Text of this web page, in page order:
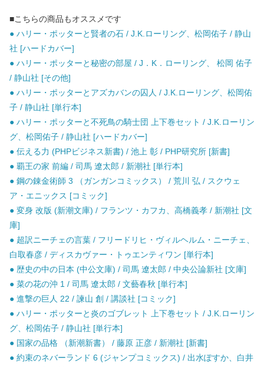
■こちらの商品もオススメです
● ハリー・ポッターと賢者の石 / J.K.ローリング、松岡佑子 / 静山
社 [ハードカバー]
● ハリー・ポッターと秘密の部屋 / J．K．ローリング、 松岡 佑子
/ 静山社 [その他]
● ハリー・ポッターとアズカバンの囚人 / J.K.ローリング、松岡佑
子 / 静山社 [単行本]
● ハリー・ポッターと不死鳥の騎士団 上下巻セット / J.K.ローリン
グ、松岡佑子 / 静山社 [ハードカバー]
● 伝える力 (PHPビジネス新書) / 池上 彰 / PHP研究所 [新書]
● 覇王の家 前編 / 司馬 遼太郎 / 新潮社 [単行本]
● 鋼の錬金術師 3 （ガンガンコミックス） / 荒川 弘 / スクウェ
ア・エニックス [コミック]
● 変身 改版 (新潮文庫) / フランツ・カフカ、高橋義孝 / 新潮社 [文
庫]
● 超訳ニーチェの言葉 / フリードリヒ・ヴィルヘルム・ニーチェ、
白取春彦 / ディスカヴァー・トゥエンティワン [単行本]
● 歴史の中の日本 (中公文庫) / 司馬 遼太郎 / 中央公論新社 [文庫]
● 菜の花の沖 1 / 司馬 遼太郎 / 文藝春秋 [単行本]
● 進撃の巨人 22 / 諫山 創 / 講談社 [コミック]
● ハリー・ポッターと炎のゴブレット 上下巻セット / J.K.ローリン
グ、松岡佑子 / 静山社 [単行本]
● 国家の品格 （新潮新書） / 藤原 正彦 / 新潮社 [新書]
● 約束のネバーランド 6 (ジャンプコミックス) / 出水ぽすか、白井